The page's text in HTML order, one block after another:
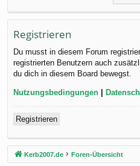
Registrieren
Du musst in diesem Forum
registrierten Benutzern auch
du dich in diesem Board bewegst.
Nutzungsbedingungen |
Registrieren
Kerb2007.de Foren-Übersicht